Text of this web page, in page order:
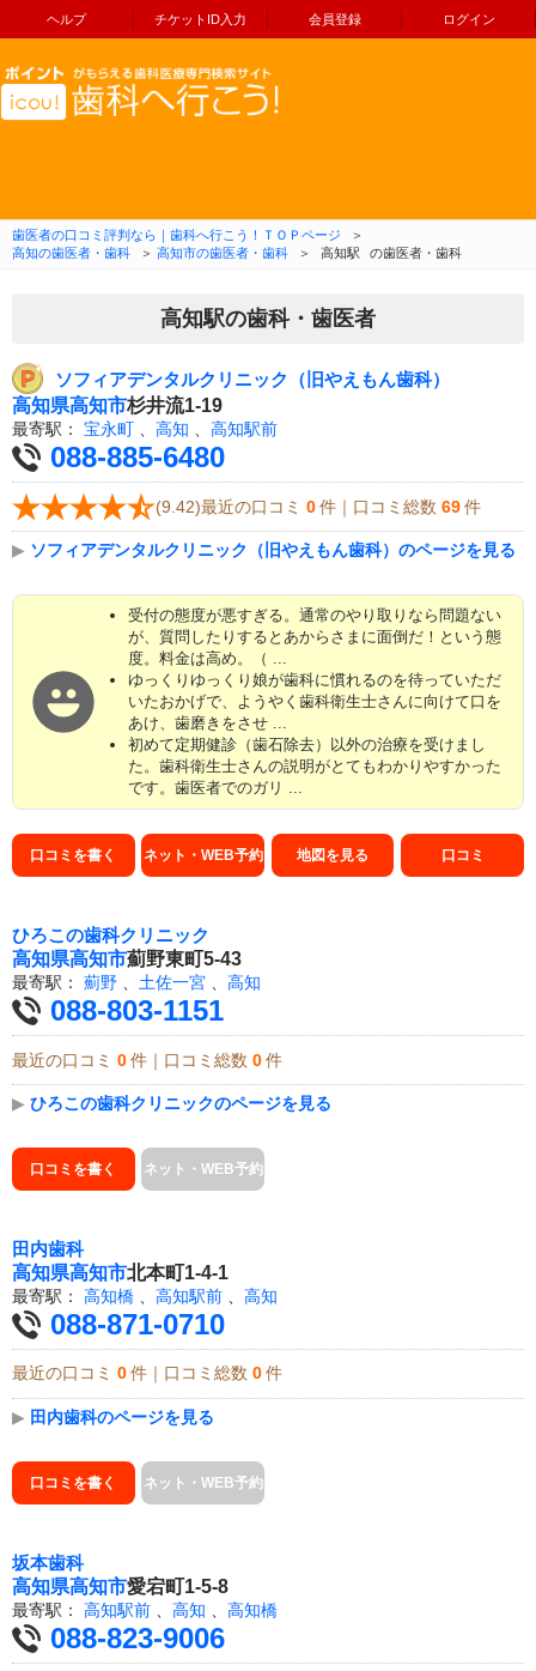
ヘルプ チケットID入力 会員登録 ログイン
コンテンツへ移動
歯医者の口コミ評判なら｜歯科へ行こう！ＴＯＰページ
＞
高知の歯医者・歯科
＞ 高知市の歯医者・歯科 ＞ 高知駅 の歯医者・歯科
高知駅の歯科・歯医者
ソフィアデンタルクリニック（旧やえもん歯科）
高知県高知市杉井流1-19
最寄駅： 宝永町 高知 高知駅前
088-885-6480
(9.42)最近の口コミ 0 件｜口コミ総数 69 件
▶ ソフィアデンタルクリニック（旧やえもん歯科）のページを見る
受付の態度が悪すぎる。通常のやり取りなら問題ない
が、質問したりするとあからさまに面倒だ！という態
度。料金は高め。（ ...
ゆっくりゆっくり娘が歯科に慣れるのを待っていただ
いたおかげで、ようやく歯科衛生士さんに向けて口を
あけ、歯磨きをさせ ...
初めて定期健診（歯石除去）以外の治療を受けまし
た。歯科衛生士さんの説明がとてもわかりやすかった
です。歯医者でのガリ ...
口コミを書く ネット・WEB予約 地図を見る 口コミ
ひろこの歯科クリニック
高知県高知市薊野東町5-43
最寄駅： 薊野 、 土佐一宮 、 高知
088-803-1151
最近の口コミ 0 件｜口コミ総数 0 件
▶ ひろこの歯科クリニックのページを見る
口コミを書く ネット・WEB予約
田内歯科
高知県高知市北本町1-4-1
最寄駅： 高知橋 高知駅前 高知
088-871-0710
最近の口コミ 0 件｜口コミ総数 0 件
▶ 田内歯科のページを見る
口コミを書く ネット・WEB予約
坂本歯科
高知県高知市愛宕町1-5-8
最寄駅： 高知駅前 高知 高知橋
088-823-9006